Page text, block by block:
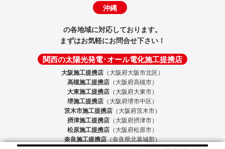
沖縄
の各地域に対応しております。
まずはお気軽にお問合せ下さい！
関西の太陽光発電･オール電化施工提携店
大阪施工提携店 （大阪府大阪市北区）
高槻施工提携店 （大阪府高槻市）
大東施工提携店 （大阪府大東市）
堺施工提携店 （大阪府堺市中区）
茨木市施工提携店 （大阪府茨木市）
摂津施工提携店 （大阪府摂津市）
松原施工提携店 （大阪府松原市）
奈良施工提携店（奈良県北葛城郡）